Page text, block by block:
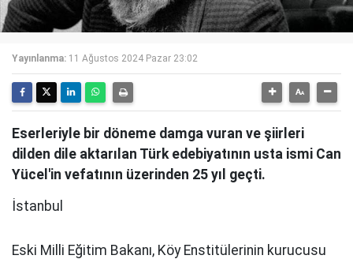
Yayınlanma: 11 Ağustos 2024 Pazar 23:02
Eserleriyle bir döneme damga vuran ve şiirleri
dilden dile aktarılan Türk edebiyatının usta ismi Can
Yücel'in vefatının üzerinden 25 yıl geçti.
İstanbul
Eski Milli Eğitim Bakanı, Köy Enstitülerinin kurucusu